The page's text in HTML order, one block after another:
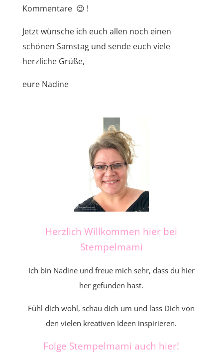
Kommentare 😉 !
Jetzt wünsche ich euch allen noch einen
schönen Samstag und sende euch viele
herzliche Grüße,
eure Nadine
Herzlich Willkommen hier bei
Stempelmami
Ich bin Nadine und freue mich sehr, dass du hier
her gefunden hast.
Fühl dich wohl, schau dich um und lass Dich von
den vielen kreativen Ideen inspirieren.
Folge Stempelmami auch hier!